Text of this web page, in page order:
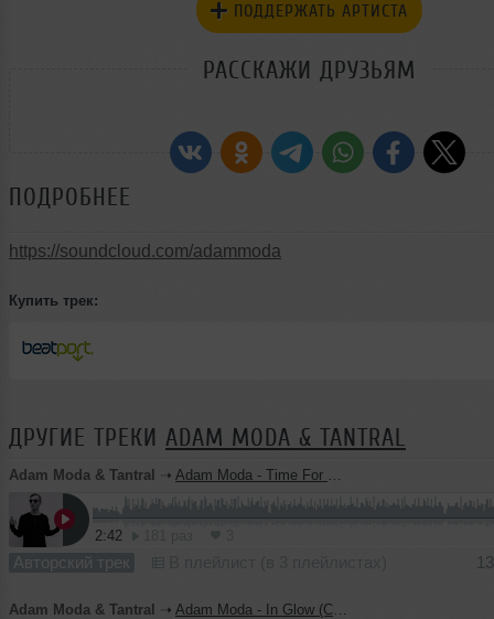
ПОДДЕРЖАТЬ АРТИСТА
РАССКАЖИ ДРУЗЬЯМ
ПОДРОБНЕЕ
https://soundcloud.com/adammoda
Купить трек:
ДРУГИЕ ТРЕКИ ADAM MODA & TANTRAL
Adam Moda & Tantral ➝ Adam Moda - Time For Change (Original Mix) [CUT]
2:42
Авторский трек
Adam Moda & Tantral ➝ Adam Moda - In Glow (CUT)